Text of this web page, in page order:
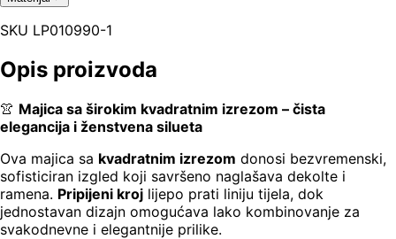
SKU LP010990-1
Opis proizvoda
👚 Majica sa širokim kvadratnim izrezom – čista
elegancija i ženstvena silueta
Ova majica sa kvadratnim izrezom donosi bezvremenski,
sofisticiran izgled koji savršeno naglašava dekolte i
ramena. Pripijeni kroj lijepo prati liniju tijela, dok
jednostavan dizajn omogućava lako kombinovanje za
svakodnevne i elegantnije prilike.